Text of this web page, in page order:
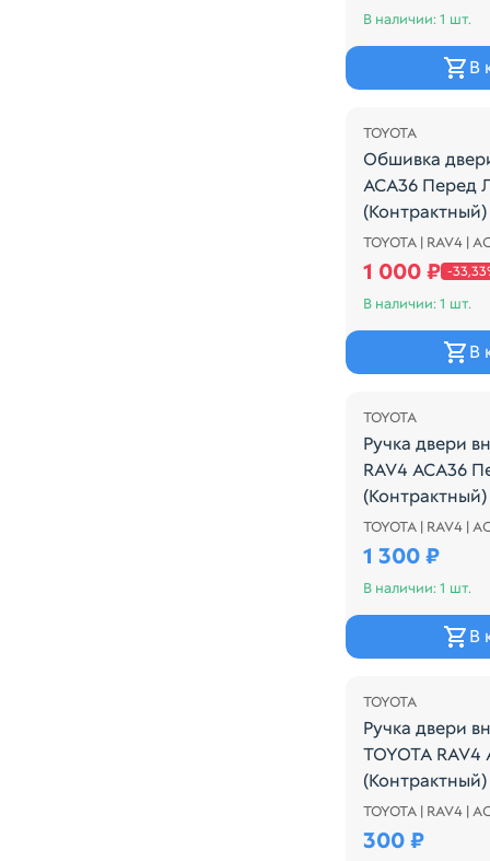
В наличии: 1 шт.
В
Распродажа
TOYOTA
Обшивка
ACA36 Перед
Обшивка
TOYOTA | RAV4 |
1 000 ₽ -
В наличии: 1 шт.
В
TOYOTA
Ручка двери
RAV4 ACA36
Ручка двери
TOYOTA | RAV4 |
1 300 ₽
В наличии: 1 шт.
В
TOYOTA
Ручка двери
TOYOTA
Ручка двери
TOYOTA | RAV4 |
300 ₽